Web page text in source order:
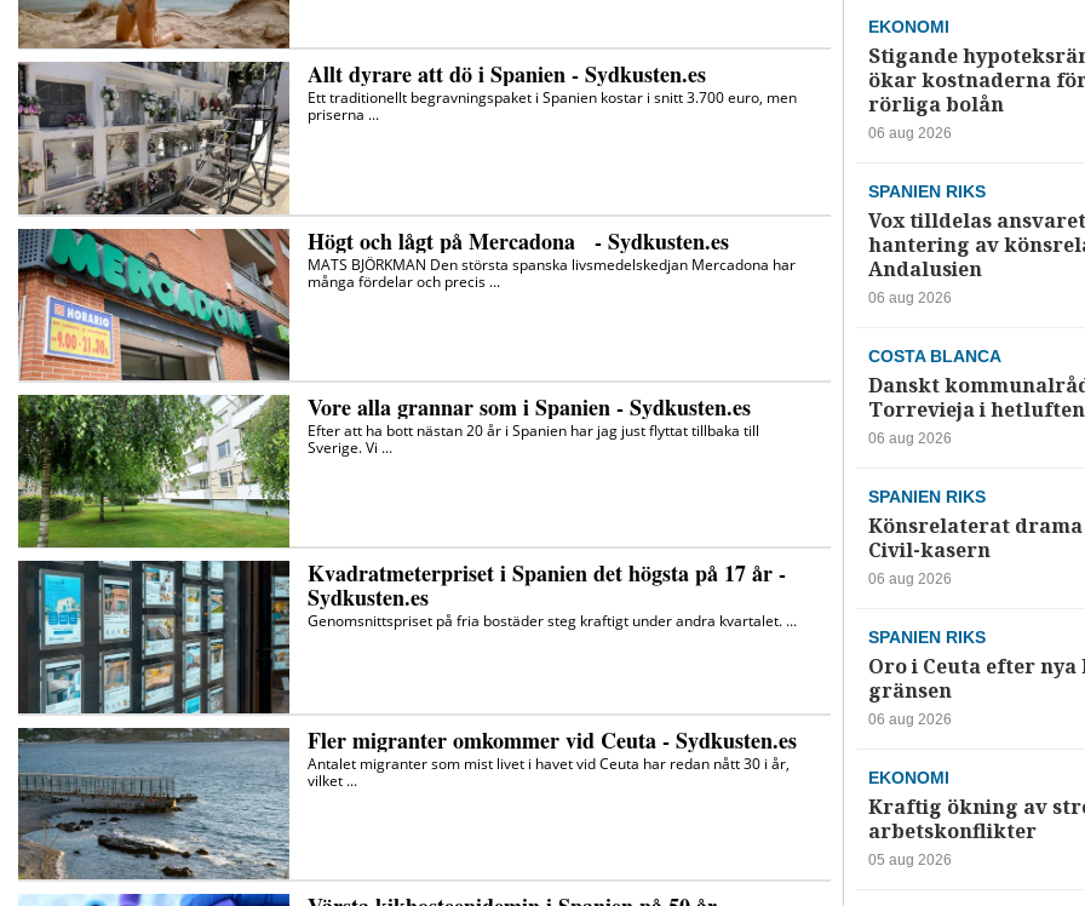
EKONOMI
Stigande
ökar kostnaderna
rörliga bolån
06 aug 2026
SPANIEN RIKS
Vox tilldelas
hantering av
Andalusien
06 aug 2026
COSTA BLANCA
Danskt
Torrevieja i hetluften
06 aug 2026
SPANIEN RIKS
Könsrelaterat
Civil-kasern
06 aug 2026
SPANIEN RIKS
Oro i Ceuta efter
gränsen
06 aug 2026
EKONOMI
Kraftig ökning av
arbetskonflikter
05 aug 2026